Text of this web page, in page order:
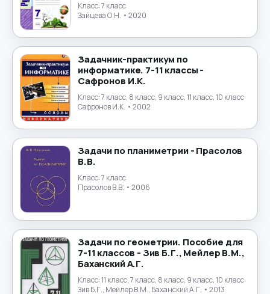
Польский язык
Португальский язык →
Природоведение
Психология →
Религиоведение →
Русский язык
Технология
Труд →
Турецкий язык →
Украинский язык
Класс:7 класс
Зайцева О.Н. • 2020
Задачник-практикум по
информатике. 7-11 классы -
Сафронов И.К.
Класс:7 класс, 8 класс, 9 класс, 11 класс, 10 класс
Сафронов И.К. • 2002
Задачи по планиметрии - Прасолов
В.В.
Класс:7 класс
Прасолов В.В. • 2006
Задачи по геометрии. Пособие для
7-11 классов - Зив Б.Г., Мейлер В.М.,
Баханский А.Г.
Класс:11 класс, 7 класс, 8 класс, 9 класс, 10 класс
Зив Б.Г., Мейлер В.М., Баханский А.Г. • 2013